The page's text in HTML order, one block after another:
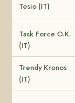
Tesio (IT)
Task Force O.K.
(IT)
Trendy Kronos
(IT)